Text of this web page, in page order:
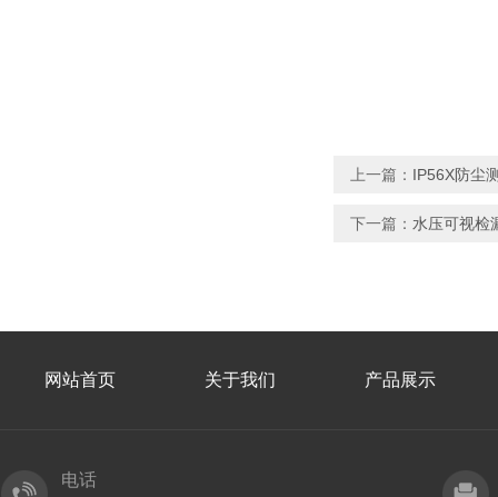
上一篇： IP56X防尘
下一篇： 水压可视检
网站首页 关于我们 产品展示
电话